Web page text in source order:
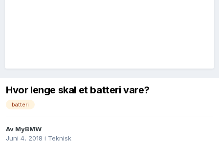
Hvor lenge skal et batteri vare?
batteri
Av MyBMW
Juni 4, 2018 i Teknisk